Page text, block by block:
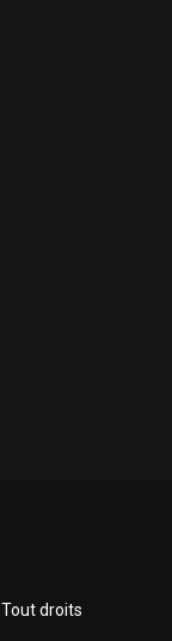
. Tout droits